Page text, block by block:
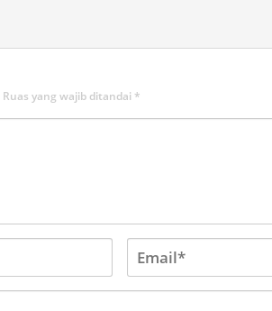
Ruas yang wajib ditandai *